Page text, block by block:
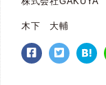
木下 大輔